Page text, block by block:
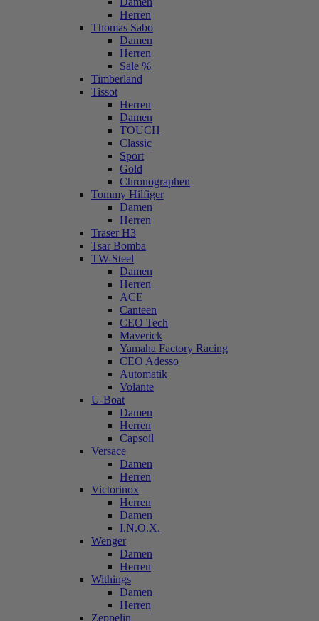
Herren
Thomas Sabo
Damen
Herren
Sale %
Timberland
Tissot
Herren
Damen
TOUCH
Classic
Sport
Gold
Chronographen
Tommy Hilfiger
Damen
Herren
Traser H3
Tsar Bomba
TW-Steel
Damen
Herren
ACE
Canteen
CEO Tech
Maverick
Yamaha Factory Racing
CEO Adesso
Automatik
Volante
U-Boat
Damen
Herren
Capsoil
Versace
Damen
Herren
Victorinox
Herren
Damen
I.N.O.X.
Wenger
Damen
Herren
Withings
Damen
Herren
Zeppelin